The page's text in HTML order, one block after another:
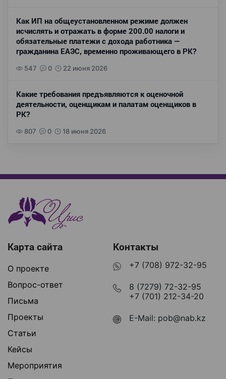
Как ИП на общеустановленном режиме должен
исчислять и отражать в форме 200.00 налоги и
обязательные платежи с дохода работника —
гражданина ЕАЭС, временно проживающего в РК?
547 0 22 июня 2026
Какие требования предъявляются к оценочной
деятельности, оценщикам и палатам оценщиков в
РК?
807 0 18 июня 2026
Карта сайта
О проекте
Вопрос-ответ
Письма
Проекты
Статьи
Кейсы
Мероприятия
Контакты
+7 (708) 972-32-95
8 (7279) 72-32-95
+7 (701) 212-34-20
E-Mail: pob@nab.kz